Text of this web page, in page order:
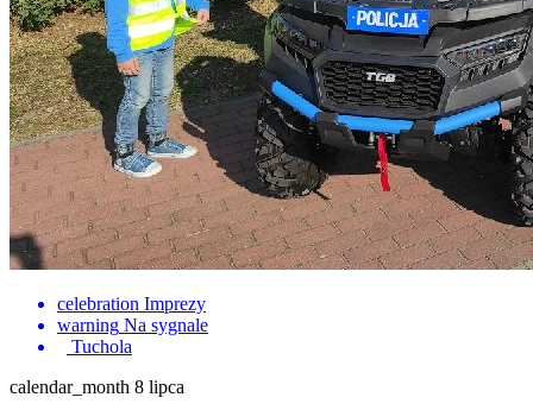
celebration Imprezy
warning Na sygnale
Tuchola
calendar_month 8 lipca